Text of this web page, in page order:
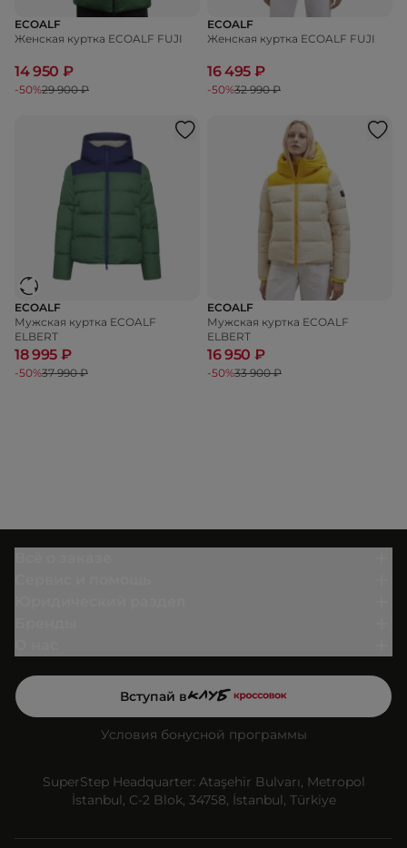
ECOALF
Женская куртка ECOALF FUJI
14 950 ₽
-50%29 900 ₽
ECOALF
Женская куртка ECOALF FUJI
16 495 ₽
-50%32 990 ₽
ECOALF
Мужская куртка ECOALF
ELBERT
18 995 ₽
-50%37 990 ₽
ECOALF
Мужская куртка ECOALF
ELBERT
16 950 ₽
-50%33 900 ₽
Вступай в
Условия бонусной программы
SuperStep Headquarter: Ataşehir Bulvarı, Metropol
İstanbul, C-2 Blok, 34758, İstanbul, Türkiye